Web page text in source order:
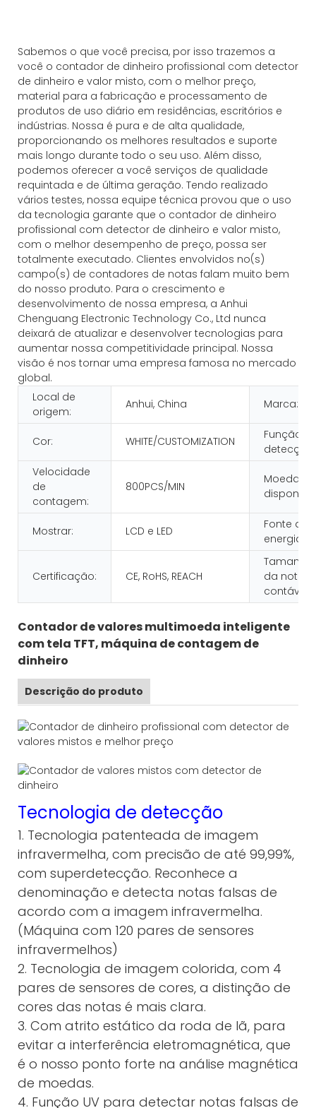
Sabemos o que você precisa, por isso trazemos a
você o contador de dinheiro profissional com detector
de dinheiro e valor misto, com o melhor preço,
material para a fabricação e processamento de
produtos de uso diário em residências, escritórios e
indústrias. Nossa é pura e de alta qualidade,
proporcionando os melhores resultados e suporte
mais longo durante todo o seu uso. Além disso,
podemos oferecer a você serviços de qualidade
requintada e de última geração. Tendo realizado
vários testes, nossa equipe técnica provou que o uso
da tecnologia garante que o contador de dinheiro
profissional com detector de dinheiro e valor misto,
com o melhor desempenho de preço, possa ser
totalmente executado. Clientes envolvidos no(s)
campo(s) de contadores de notas falam muito bem
do nosso produto. Para o crescimento e
desenvolvimento de nossa empresa, a Anhui
Chenguang Electronic Technology Co., Ltd nunca
deixará de atualizar e desenvolver tecnologias para
aumentar nossa competitividade principal. Nossa
visão é nos tornar uma empresa famosa no mercado
global.
Local de
origem:
Anhui, China Marca:
Cor: WHITE/CUSTOMIZATION
Função
detecção:
Velocidade
de
contagem:
800PCS/MIN
Moeda
Mostrar: LCD e LED
Fonte de
energia:
Certificação: CE, RoHS, REACH
Tamanho
da nota
contável:
Contador de valores multimoeda inteligente
com tela TFT, máquina de contagem de
dinheiro
Descrição do produto
Tecnologia de detecção
1. Tecnologia patenteada de imagem
infravermelha, com precisão de até 99,99%,
com superdetecção. Reconhece a
denominação e detecta notas falsas de
acordo com a imagem infravermelha.
(Máquina com 120 pares de sensores
infravermelhos)
2. Tecnologia de imagem colorida, com 4
pares de sensores de cores, a distinção de
cores das notas é mais clara.
3. Com atrito estático da roda de lã, para
evitar a interferência eletromagnética, que
é o nosso ponto forte na análise magnética
de moedas.
4. Função UV para detectar notas falsas de